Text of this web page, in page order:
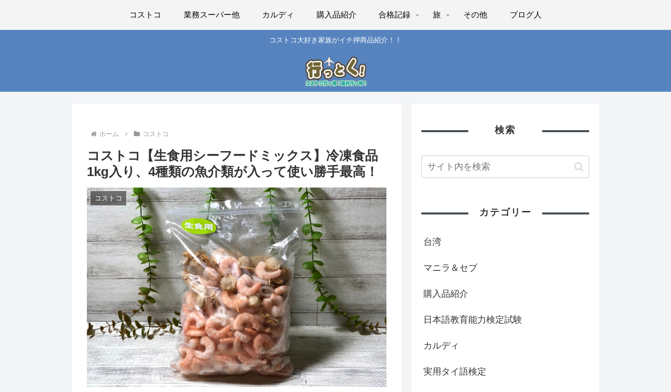
コストコ大好き家族がイチ押商品紹介！！
コストコ 業務スーパー他 カルディ 購入品紹介 合格記録 旅 その他 ブログ人
ホーム コストコ
コストコ【生食用シーフードミックス】冷凍食品
1kg入り、4種類の魚介類が入って使い勝手最高！
コストコ
検索
カテゴリー
台湾
マニラ＆セブ
購入品紹介
日本語教育能力検定試験
カルディ
実用タイ語検定